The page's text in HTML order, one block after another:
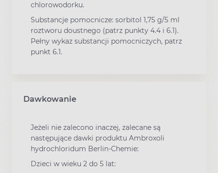
chlorowodorku.
Substancje pomocnicze: sorbitol 1,75 g/5 ml
roztworu doustnego (patrz punkty 4.4 i 6.1).
Pełny wykaz substancji pomocniczych, patrz
punkt 6.1.
Dawkowanie
Jeżeli nie zalecono inaczej, zalecane są
następujące dawki produktu Ambroxoli
hydrochloridum Berlin-Chemie:
Dzieci w wieku 2 do 5 lat: